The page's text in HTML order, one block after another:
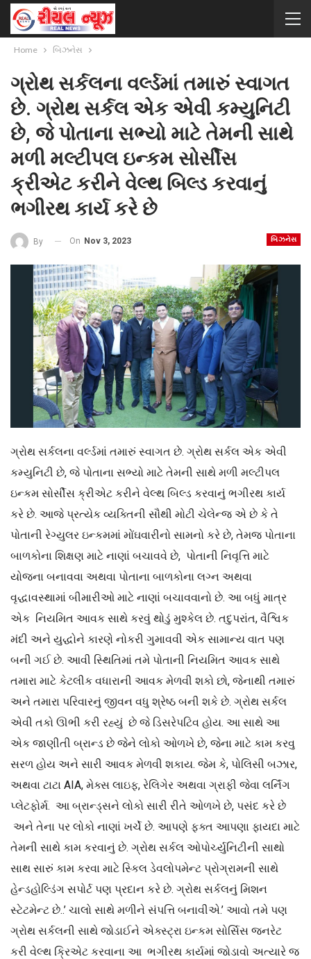
Home બિઝનેસ
ગ્રોથ સર્કલના વર્લ્ડમાં તમારું સ્વાગત
છે. ગ્રોથ સર્કલ એક એવી કમ્યુનિટી
છે, જે પોતાના સભ્યો માટે તેમની સાથે
મળી મલ્ટીપલ ઇન્કમ સોર્સીસ
ક્રીએટ કરીને વેલ્થ બિલ્ડ કરવાનું
ભગીરથ કાર્ય કરે છે
બિઝનેસ
By On Nov 3, 2023
ગ્રોથ સર્કલના વર્લ્ડમાં તમારું સ્વાગત છે. ગ્રોથ સર્કલ એક એવી
કમ્યુનિટી છે, જે પોતાના સભ્યો માટે તેમની સાથે મળી મલ્ટીપલ
ઇન્કમ સોર્સીસ ક્રીએટ કરીને વેલ્થ બિલ્ડ કરવાનું ભગીરથ કાર્ય
કરે છે. આજે પ્રત્યેક વ્યક્તિની સૌથી મોટી ચેલેન્જ એ છે કે તે
પોતાની રેગ્યુલર ઇન્કમમાં મોંઘવારીનો સામનો કરે છે, તેમજ પોતાના
બાળકોના શિક્ષણ માટે નાણાં બચાવવે છે, પોતાની નિવૃત્તિ માટે
યોજના બનાવવા અથવા પોતાના બાળકોના લગ્ન અથવા
વૃદ્ધાવસ્થામાં બીમારીઓ માટે નાણાં બચાવવાનો છે. આ બધું માત્ર
એક નિયમિત આવક સાથે કરવું થોડું મુશ્કેલ છે. તદુપરાંત, વૈશ્વિક
મંદી અને યુદ્ધોને કારણે નોકરી ગુમાવવી એક સામાન્ય વાત પણ
બની ગઈ છે. આવી સ્થિતિમાં તમે પોતાની નિયમિત આવક સાથે
તમારા માટે કેટલીક વધારાની આવક મેળવી શકો છો, જેનાથી તમારું
અને તમારા પરિવારનું જીવન વધુ શ્રેષ્ઠ બની શકે છે. ગ્રોથ સર્કલ
એવી તકો ઊભી કરી રહ્યું છે જે ડિસરેપટિવ હોય. આ સાથે આ
એક જાણીતી બ્રાન્ડ છે જેને લોકો ઓળખે છે, જેના માટે કામ કરવુ
સરળ હોય અને સારી આવક મેળવી શકાય. જેમ કે, પોલિસી બઝાર,
અથવા ટાટા AIA, મેક્સ લાઇફ, રેલિગેર અથવા ગ્રાફી જેવા લર્નિંગ
પ્લેટફોર્મ. આ બ્રાન્ડ્સને લોકો સારી રીતે ઓળખે છે, પસંદ કરે છે
અને તેના પર લોકો નાણાં ખર્ચે છે. આપણે ફક્ત આપણા ફાયદા માટે
તેમની સાથે કામ કરવાનું છે. ગ્રોથ સર્કલ ઓપોર્ચ્યુનિટીની સાથો
સાથ સારું કામ કરવા માટે સ્કિલ ડેવલોપમેન્ટ પ્રોગ્રામની સાથે
હેન્ડહોલ્ડિંગ સપોર્ટ પણ પ્રદાન કરે છે. ગ્રોથ સર્કલનું મિશન
સ્ટેટમેન્ટ છે..’ ચાલો સાથે મળીને સંપત્તિ બનાવીએ.’ આવો તમે પણ
ગ્રોથ સર્કલની સાથે જોડાઈને એક્સ્ટ્રા ઇન્કમ સોર્સિસ જનરેટ
કરી વેલ્થ ક્રિએટ કરવાના આ ભગીરથ કાર્યમાં જોડાવો અત્યારે જ